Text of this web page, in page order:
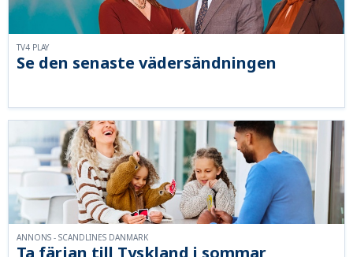
Se den senaste vädersändningen
TV4 PLAY
ANNONS - SCANDLINES DANMARK